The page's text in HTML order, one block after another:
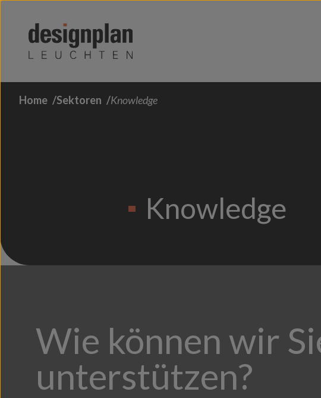
Home Sektoren Knowledge
Knowledge
Wie können wir
unterstützen?